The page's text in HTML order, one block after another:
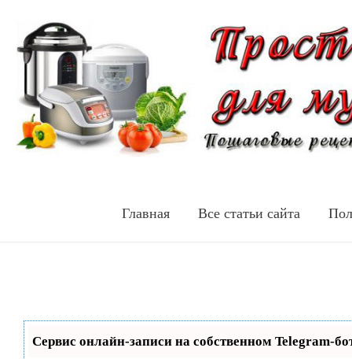
Главная Все статьи сайта
Сервис онлайн-записи на собственном Telegram-